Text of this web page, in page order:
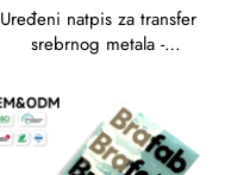
Uređeni natpis za transfer
srebrnog metala -
logo za višejezično
označavanje brenda